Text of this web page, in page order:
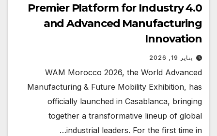
Premier Platform for Industry 4.0
and Advanced Manufacturing
Innovation
يناير 19, 2026
WAM Morocco 2026, the World Advanced
Manufacturing & Future Mobility Exhibition, has
officially launched in Casablanca, bringing
together a transformative lineup of global
industrial leaders. For the first time in…